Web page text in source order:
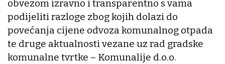
obvezom izravno i transparentno s vama
podijeliti razloge zbog kojih dolazi do
povećanja cijene odvoza komunalnog otpada
te druge aktualnosti vezane uz rad gradske
komunalne tvrtke – Komunalije d.o.o.